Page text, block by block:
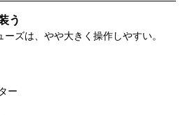
う
ズは、やや大きく操作しやすい。
ー